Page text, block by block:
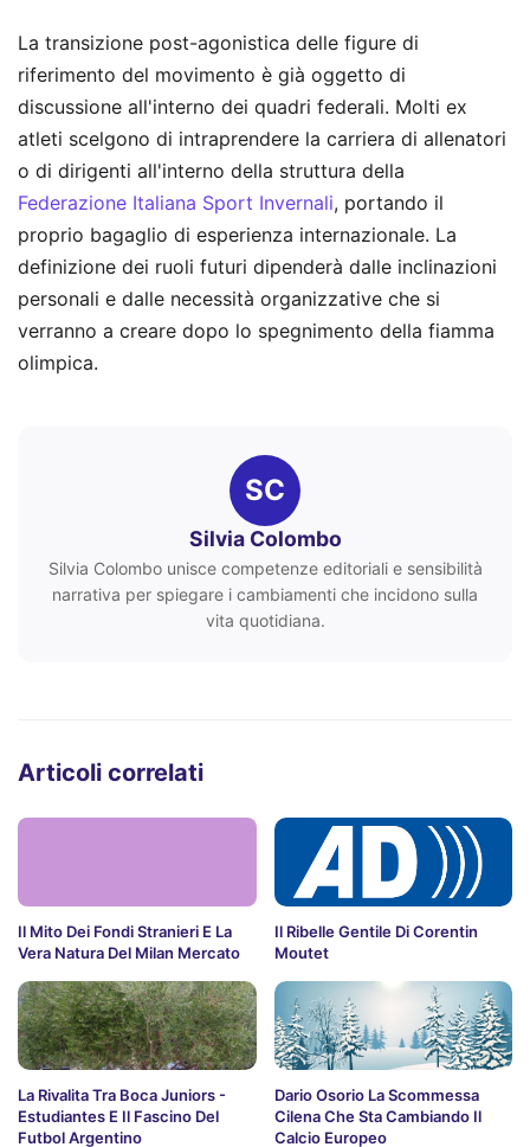
La transizione post-agonistica delle figure di
riferimento del movimento è già oggetto di
discussione all'interno dei quadri federali. Molti ex
atleti scelgono di intraprendere la carriera di allenatori
o di dirigenti all'interno della struttura della
Federazione Italiana Sport Invernali, portando il
proprio bagaglio di esperienza internazionale. La
definizione dei ruoli futuri dipenderà dalle inclinazioni
personali e dalle necessità organizzative che si
verranno a creare dopo lo spegnimento della fiamma
olimpica.
SC
Silvia Colombo
Silvia Colombo unisce competenze editoriali e sensibilità
narrativa per spiegare i cambiamenti che incidono sulla
vita quotidiana.
Articoli correlati
Il Mito Dei Fondi Stranieri E La
Vera Natura Del Milan Mercato
Il Ribelle Gentile Di Corentin
Moutet
La Rivalita Tra Boca Juniors -
Estudiantes E Il Fascino Del
Futbol Argentino
Dario Osorio La Scommessa
Cilena Che Sta Cambiando Il
Calcio Europeo